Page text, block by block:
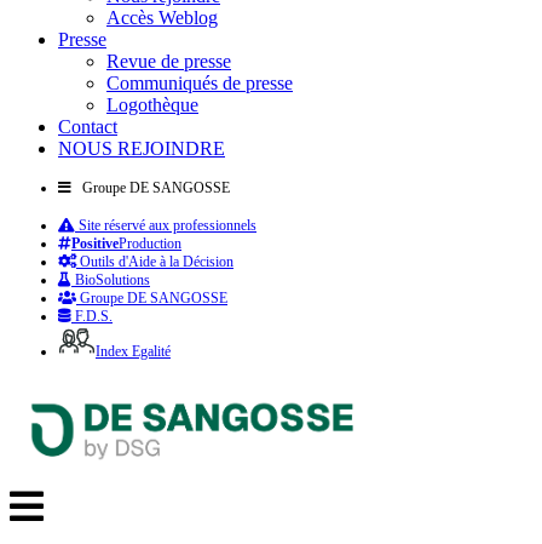
Accès Weblog
Presse
Revue de presse
Communiqués de presse
Logothèque
Contact
NOUS REJOINDRE
Groupe DE SANGOSSE
Site réservé aux professionnels
PositiveProduction
Outils d'Aide à la Décision
BioSolutions
Groupe DE SANGOSSE
F.D.S.
Index Egalité